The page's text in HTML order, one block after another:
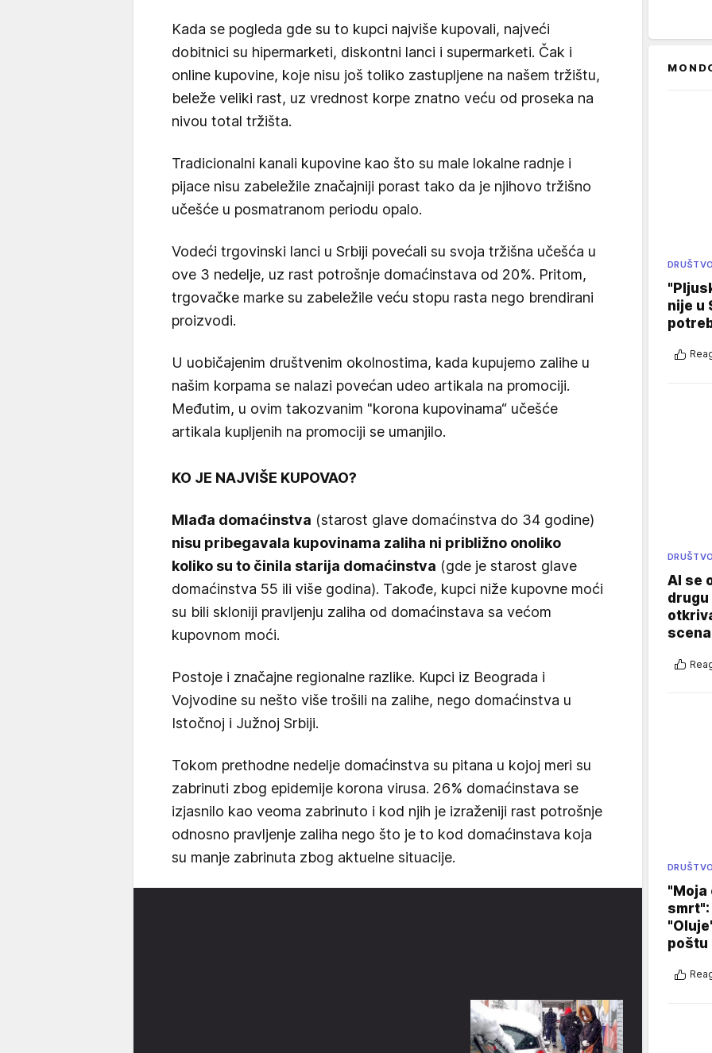
Kada se pogleda gde su to kupci najviše kupovali, najveći
dobitnici su hipermarketi, diskontni lanci i supermarketi. Čak i
online kupovine, koje nisu još toliko zastupljene na našem tržištu,
beleže veliki rast, uz vrednost korpe znatno veću od proseka na
nivou total tržišta.
Tradicionalni kanali kupovine kao što su male lokalne radnje i
pijace nisu zabeležile značajniji porast tako da je njihovo tržišno
učešće u posmatranom periodu opalo.
Vodeći trgovinski lanci u Srbiji povećali su svoja tržišna učešća u
ove 3 nedelje, uz rast potrošnje domaćinstava od 20%. Pritom,
trgovačke marke su zabeležile veću stopu rasta nego brendirani
proizvodi.
U uobičajenim društvenim okolnostima, kada kupujemo zalihe u
našim korpama se nalazi povećan udeo artikala na promociji.
Međutim, u ovim takozvanim "korona kupovinama“ učešće
artikala kupljenih na promociji se umanjilo.
KO JE NAJVIŠE KUPOVAO?
Mlađa domaćinstva (starost glave domaćinstva do 34 godine)
nisu pribegavala kupovinama zaliha ni približno onoliko
koliko su to činila starija domaćinstva (gde je starost glave
domaćinstva 55 ili više godina). Takođe, kupci niže kupovne moći
su bili skloniji pravljenju zaliha od domaćinstava sa većom
kupovnom moći.
Postoje i značajne regionalne razlike. Kupci iz Beograda i
Vojvodine su nešto više trošili na zalihe, nego domaćinstva u
Istočnoj i Južnoj Srbiji.
Tokom prethodne nedelje domaćinstva su pitana u kojoj meri su
zabrinuti zbog epidemije korona virusa. 26% domaćinstava se
izjasnilo kao veoma zabrinuto i kod njih je izraženiji rast potrošnje
odnosno pravljenje zaliha nego što je to kod domaćinstava koja
su manje zabrinuta zbog aktuelne situacije.
DRUŠTVO
nije u
DRUŠTVO
AI se
DRUŠTVO
"Moja
poštu